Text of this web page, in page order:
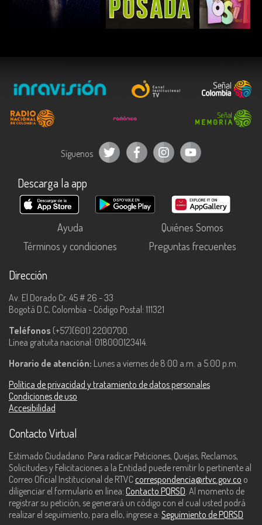
ESCUCHAR ESCUCHAR
Síguenos
Descarga la app
Ayuda
Quiénes Somos
Términos y condiciones
Preguntas frecuentes
Dirección
Av. El Dorado Cr. 45 # 26 - 33
Bogotá D.C, Colombia - Código Postal: 111321
Teléfonos (+57)(601) 2200700.
Línea gratuita nacional: 018000123414.
Horario de atención: Lunes a viernes de 8:00 a.m. a 5:00 p.m.
Política de privacidad y tratamiento de datos personales
Condiciones de uso
Accesibilidad
Contacto Virtual
Estimado Ciudadano: Para radicar Peticiones, Quejas, Reclamos,
Solicitudes y Felicitaciones a la Entidad puede remitir lo pertinente al
Correo Oficial Institucional de RTVC correspondencia@rtvc.gov.co o
diligenciar el formulario en línea: Contacto PQRSD. Al momento de
registrar su petición, se generará un código con el cual usted podrá
realizar el seguimiento, para ello, ingrese a: Seguimiento de PQRSD